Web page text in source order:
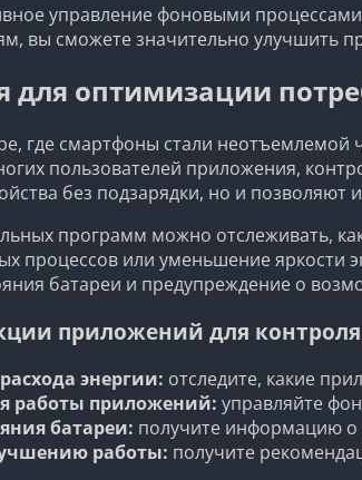
управление фоновыми процессами
вы сможете значительно улучшить
оптимизации
где смартфоны стали неотъемлемой
пользователей приложения,
без подзарядки, но и
программ можно отслеживать,
процессов или уменьшение яркости
батареи и предупреждение о
приложений для контроля
энергии: отследите, какие
работы приложений: управляйте
батареи: получите информацию о
работы: получите